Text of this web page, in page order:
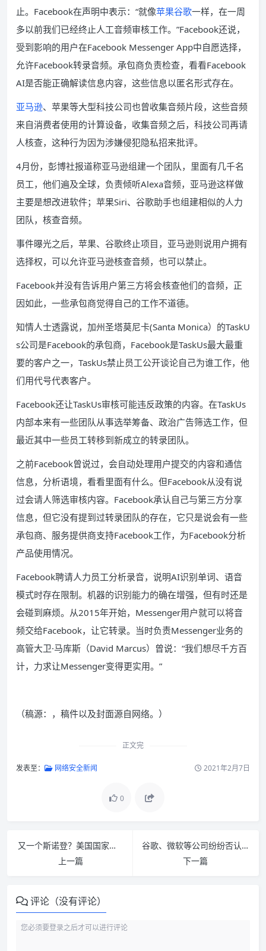
止。Facebook在声明中表示：“就像苹果谷歌一样，在一周
多以前我们已经终止人工音频审核工作。”Facebook还说，
受到影响的用户在Facebook Messenger App中自愿选择，
允许Facebook转录音频。承包商负责检查，看看Facebook
AI是否能正确解读信息内容，这些信息以匿名形式存在。
亚马逊、苹果等大型科技公司也曾收集音频片段，这些音频
来自消费者使用的计算设备，收集音频之后，科技公司再请
人核查，这种行为因为涉嫌侵犯隐私招来批评。
4月份，彭博社报道称亚马逊组建一个团队，里面有几千名
员工，他们遍及全球，负责倾听Alexa音频，亚马逊这样做
主要是想改进软件；苹果Siri、谷歌助手也组建相似的人力
团队，核查音频。
事件曝光之后，苹果、谷歌终止项目，亚马逊则说用户拥有
选择权，可以允许亚马逊核查音频，也可以禁止。
Facebook并没有告诉用户第三方将会核查他们的音频，正
因如此，一些承包商觉得自己的工作不道德。
知情人士透露说，加州圣塔莫尼卡(Santa Monica）的TaskU
s公司是Facebook的承包商，Facebook是TaskUs最大最重
要的客户之一，TaskUs禁止员工公开谈论自己为谁工作，他
们用代号代表客户。
Facebook还让TaskUs审核可能违反政策的内容。在TaskUs
内部本来有一些团队从事选举筹备、政治广告筛选工作，但
最近其中一些员工转移到新成立的转录团队。
之前Facebook曾说过，会自动处理用户提交的内容和通信
信息，分析语境，看看里面有什么。但Facebook从没有说
过会请人筛选审核内容。Facebook承认自己与第三方分享
信息，但它没有提到过转录团队的存在，它只是说会有一些
承包商、服务提供商支持Facebook工作，为Facebook分析
产品使用情况。
Facebook聘请人力员工分析录音，说明AI识别单词、语音
模式时存在限制。机器的识别能力的确在增强，但有时还是
会碰到麻烦。从2015年开始，Messenger用户就可以将音
频交给Facebook，让它转录。当时负责Messenger业务的
高管大卫·马库斯（David Marcus）曾说：“我们想尽千方百
计，力求让Messenger变得更实用。”
（稿源： ，稿件以及封面源自网络。）
正文完
发表至： 网络安全新闻 2021年2月7日
0
又一个斯诺登？美国国家安全局（ NSA ）承包商员工涉嫌窃取高度机密政府文件
上一篇
谷歌、微软等公司纷纷否认为美政府扫描用户电邮
下一篇
评论（没有评论）